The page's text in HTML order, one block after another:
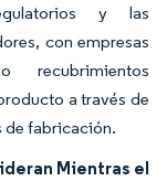
y las
con empresas
recubrimientos
a través de
de fabricación.
Mientras el